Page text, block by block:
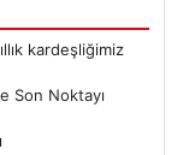
kardeşliğimiz
Son Noktayı